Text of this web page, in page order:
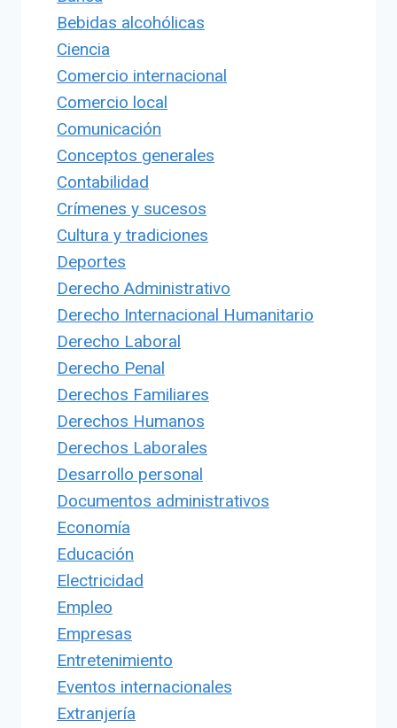
Bebidas alcohólicas
Ciencia
Comercio internacional
Comercio local
Comunicación
Conceptos generales
Contabilidad
Crímenes y sucesos
Cultura y tradiciones
Deportes
Derecho Administrativo
Derecho Internacional Humanitario
Derecho Laboral
Derecho Penal
Derechos Familiares
Derechos Humanos
Derechos Laborales
Desarrollo personal
Documentos administrativos
Economía
Educación
Electricidad
Empleo
Empresas
Entretenimiento
Eventos internacionales
Extranjería